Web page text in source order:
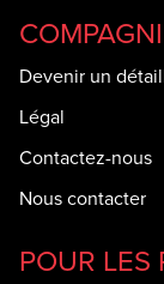
Devenir un
Légal
Contactez-nous
Nous contacter
POUR LES